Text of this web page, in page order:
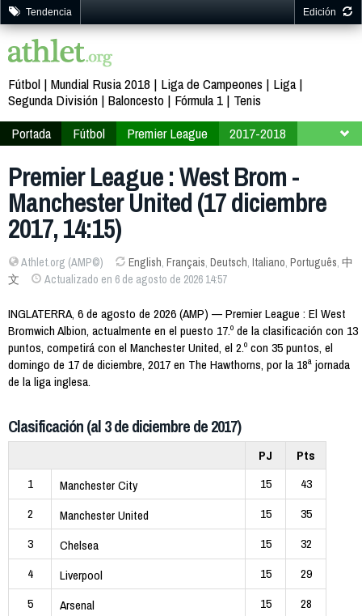
Tendencia Edición
Fútbol Mundial Rusia 2018 Liga de Campeones
Liga
Segunda División Baloncesto Fórmula 1
Tenis
Portada
Fútbol Premier League
2017-2018
Premier League : West Brom -
Manchester United (17 diciembre
2017, 14:15)
Athlet.org (AMP©) English, Français, Deutsch, Italiano, Português, 中
文
Actualizado en 6 de agosto de 2026 14:57
INGLATERRA, 6 de agosto de 2026 (AMP) — Premier League : El West
Bromwich Albion, actualmente en el puesto 17.º de la clasificación con 13
puntos, competirá con el Manchester United, el 2.º con 35 puntos, el
domingo de 17 de diciembre, 2017 en The Hawthorns, por la 18ª jornada
de la liga inglesa.
Clasificación (al 3 de diciembre de 2017)
PJ
Pts
1
Manchester City 15
43
2
Manchester United 15
35
3
Chelsea 15
32
4
Liverpool 15
29
5
Arsenal 15
28